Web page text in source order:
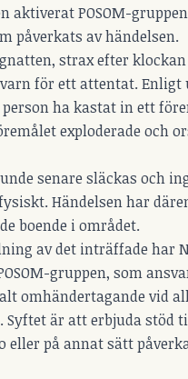
aktiverat POSOM-
påverkats av händelsen.
strax efter
för ett attentat. Enligt
ha kastat in ett
exploderade och
senare släckas och
Händelsen har
boende i området.
av det inträffade har
gruppen, som
omhändertagande vid
Syftet är att erbjuda stöd
eller på annat sätt